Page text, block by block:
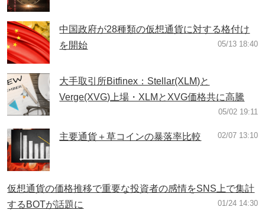
中国政府が28種類の仮想通貨に対する格付け
を開始
05/13 18:40
大手取引所Bitfinex：Stellar(XLM)と
Verge(XVG)上場・XLMとXVG価格共に高騰
05/02 19:11
主要通貨＋草コインの暴落率比較 02/07 13:10
仮想通貨の価格推移で重要な投資者の感情をSNS上で集計
するBOTが話題に
01/24 14:30